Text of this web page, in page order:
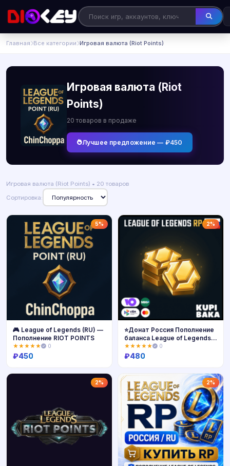
Главная Все категории Игровая валюта (Riot Points)
Игровая валюта (Riot
Points)
20 товаров в продаже
Лучшее предложение — ₽450
Игровая валюта (Riot Points) • 20 товаров
Сортировка:
5%
🎮 League of Legends (RU) —
Пополнение RIOT POINTS
★★★★★ 0
₽450
2%
Купить
⭐Донат Россия Пополнение
баланса League of Legends
RU ⭐
★★★★★ 0
₽480
2% 2%